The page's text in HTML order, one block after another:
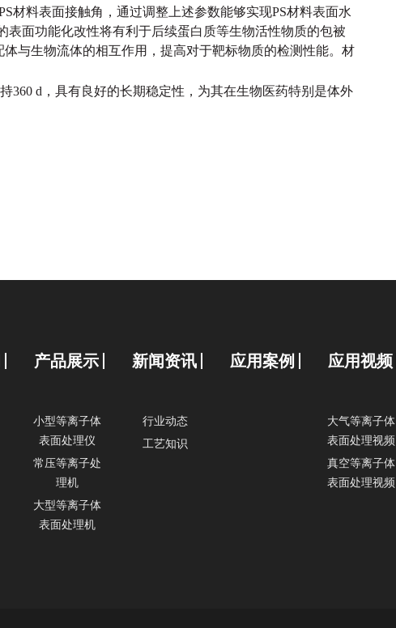
材料表面接触角，通过调整上述参数能够实现PS材料表面水
表面功能化改性将有利于后续蛋白质等生物活性物质的包被
与生物流体的相互作用，提高对于靶标物质的检测性能。材
360 d，具有良好的长期稳定性，为其在生物医药特别是体外
产品展示
小型等离子体
表面处理仪
常压等离子处
理机
大型等离子体
表面处理机
新闻资讯
行业动态
工艺知识
应用案例 应用视频
大气等离子体
表面处理视频
真空等离子体
表面处理视频